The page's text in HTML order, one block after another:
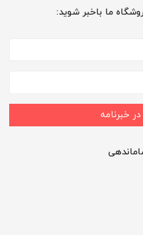
ما باخبر شوید:
خبرنامه